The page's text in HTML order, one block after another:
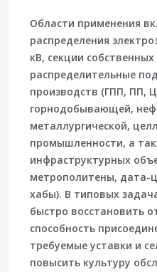
Области применения
распределения
кВ, секции
распределительные
производств (ГПП, ПП,
горнодобывающей,
металлургической,
промышленности, а
инфраструктурных
метрополитены, дата-
хабы). В типовых
быстро восстановить
способность
требуемые уставки и
повысить культуру